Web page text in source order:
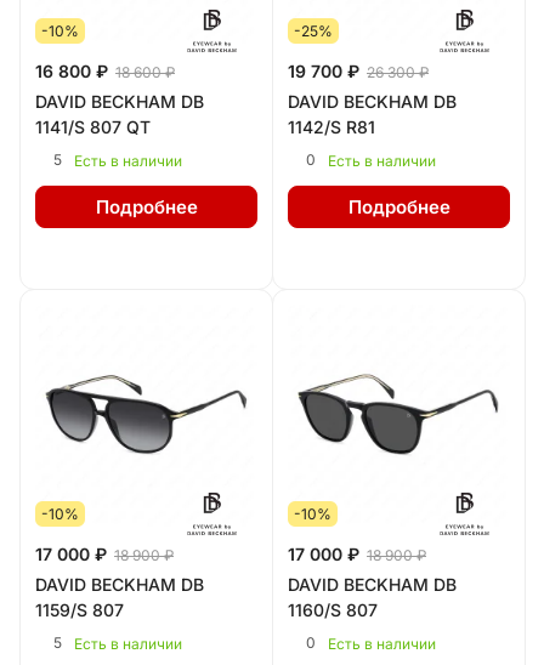
-10%
16 800 ₽ 18 600 ₽
DAVID BECKHAM DB
1141/S 807 QT
5 Есть в наличии
Подробнее
-25%
19 700 ₽ 26 300 ₽
DAVID BECKHAM DB
1142/S R81
0 Есть в наличии
Подробнее
-10%
17 000 ₽ 18 900 ₽
DAVID BECKHAM DB
1159/S 807
5 Есть в наличии
-10%
17 000 ₽ 18 900 ₽
DAVID BECKHAM DB
1160/S 807
0 Есть в наличии